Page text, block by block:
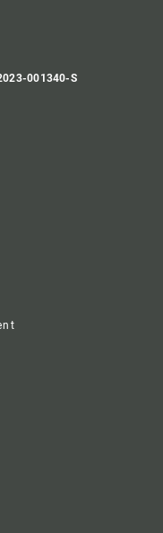
001340-S